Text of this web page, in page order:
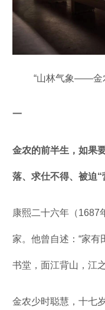
“山林气象——金
一
金农的前半生，如果
落、求仕不得、被迫“
康熙二十六年（1687
家。他曾自述：“家
书堂，面江背山，江
金农少时聪慧，十七